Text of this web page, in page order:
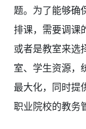
题。为了能够确
排课，需要调课
或者是教室来选
室、学生资源，
最大化，同时提
职业院校的教务